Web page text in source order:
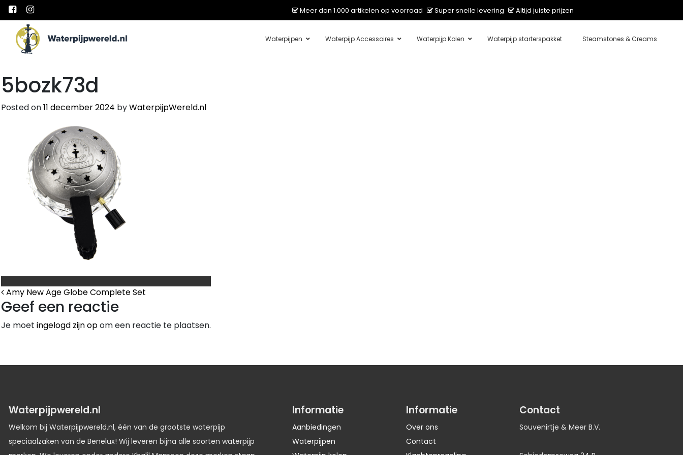
Meer dan 1.000 artikelen op voorraad Super snelle levering Altijd juiste prijzen
Main Navigation Waterpijpen Waterpijp Accessoires Waterpijp Kolen Waterpijp starterspakket Steamstones & Creams
5bozk73d
Posted on11 december 2024 byWaterpijpWereld.nl
Bericht Navigatie
Amy New Age Globe Complete Set
Geef een reactie
Je moet ingelogd zijn opom een reactie te plaatsen.
Waterpijpwereld.nl
Welkom bij Waterpijpwereld.nl, één van de grootste waterpijp
speciaalzaken van de Benelux! Wij leveren bijna alle soorten waterpijp
Informatie
Aanbiedingen
Waterpijpen
Informatie
Over ons
Contact
Contact
Souvenirtje & Meer B.V.